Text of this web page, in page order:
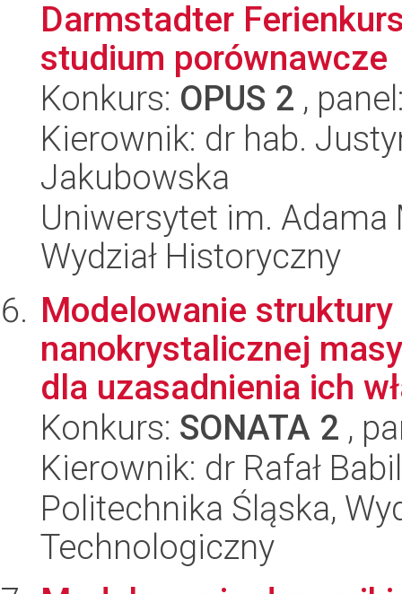
Darmstadter
studium porównawcze
Konkurs: OPUS 2 ,
Kierownik: dr hab.
Jakubowska
Uniwersytet im.
Wydział Historyczny
Modelowanie
nanokrystalicznej
dla uzasadnienia ich
Konkurs: SONATA 2 ,
Kierownik: dr Rafał
Politechnika Śląska,
Technologiczny